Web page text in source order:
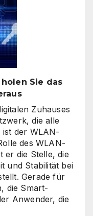
Sie das
Zuhauses
die alle
ist der WLAN-
des WLAN-
er die Stelle, die
und Stabilität bei
Gerade für
die Smart-
Anwender, die